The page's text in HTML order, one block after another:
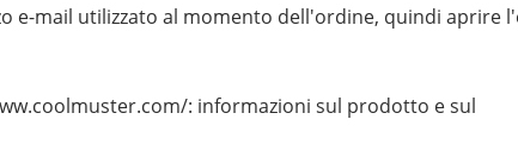
e-mail utilizzato al momento dell'ordine, quindi aprire
: informazioni sul prodotto e sul